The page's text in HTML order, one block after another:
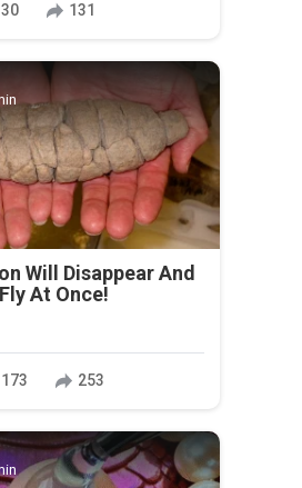
30 131
Will Disappear And
At Once!
173 253